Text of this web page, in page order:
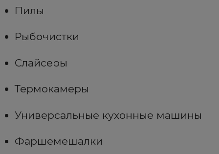
Пилы
Рыбочистки
Слайсеры
Термокамеры
Универсальные кухонные машины
Фаршемешалки